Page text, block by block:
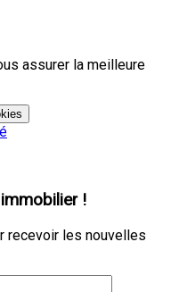
assurer la meilleure
!
recevoir les nouvelles